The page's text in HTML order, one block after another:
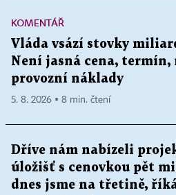
KOMENTÁŘ
Vláda vsází stovky
Není jasná cena, termín,
provozní náklady
5. 8. 2026 ▪ 8 min. čtení
Dříve nám nabízeli
úložišť s cenovkou pět
dnes jsme na třetině,